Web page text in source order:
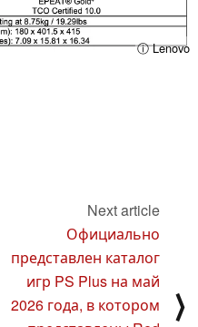
ⓘ Lenovo
Next article
Официально
представлен каталог
игр PS Plus на май
2026 года, в котором
⟩